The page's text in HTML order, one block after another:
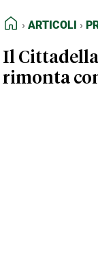
FEED RSS
NORMATIVE
TERMINI e
HOME
ARTICOLI
Il
rimonta